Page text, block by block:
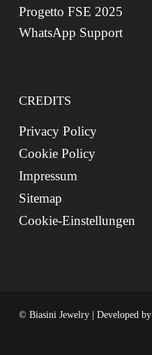
Progetto FSE 2025
WhatsApp Support
CREDITS
Privacy Policy
Cookie Policy
Impressum
Sitemap
Cookie-Einstellungen
© Biasini Jewelry | Developed by